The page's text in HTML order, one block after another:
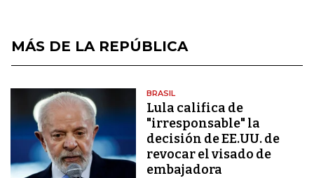
MÁS DE LA REPÚBLICA
BRASIL
Lula califica de
"irresponsable" la
decisión de EE.UU. de
revocar el visado de
embajadora